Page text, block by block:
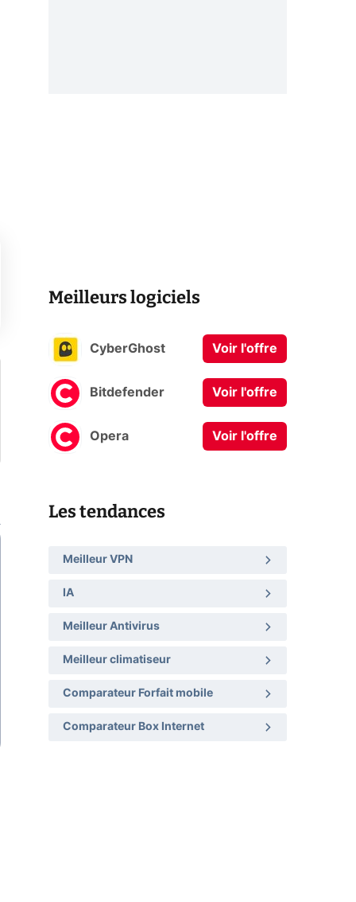
Meilleurs logiciels
CyberGhost Voir l'offre
Bitdefender Voir l'offre
Opera Voir l'offre
Les tendances
Meilleur VPN
IA
Meilleur Antivirus
Meilleur climatiseur
Comparateur Forfait mobile
Comparateur Box Internet